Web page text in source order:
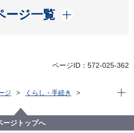
ージ一覧
開く
ページID：572-025-362
ジ
くらし・手続き
くり
リアフリー事業
について
現在
ージトップへ